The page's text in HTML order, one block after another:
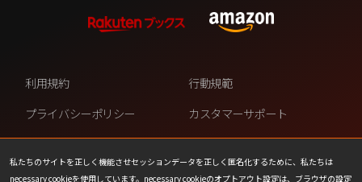
私たちのサイトを正しく機能させセッションデータを正しく匿名化するために、私たちは
necessary cookieを使用しています。necessary cookieのオプトアウト設定は、ブラウザの設定
利用規約
行動規範
プライバシーポリシー
カスタマーサポート
ファンコンテンツ・ポリシー
個人情報の販売や共有を許可し
ない